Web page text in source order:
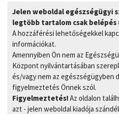
Jelen weboldal egészségügyi
legtöbb tartalom csak
A hozzáférési lehetőségekkel
információkat.
Amennyiben Ön nem az
Központ nyilvántartásában
és/vagy nem az egészségügyben
figyelmeztetés Önnek szól.
Figyelmeztetés!Az oldalon
azt - jelen weboldal kiadója